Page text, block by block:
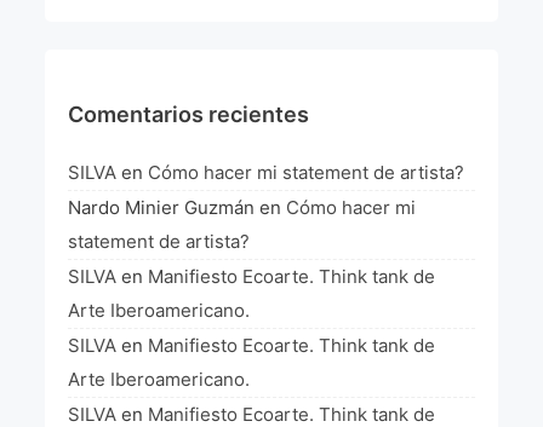
Comentarios recientes
SILVA en Cómo hacer mi statement de artista?
Nardo Minier Guzmán en Cómo hacer mi
statement de artista?
SILVA en Manifiesto Ecoarte. Think tank de
Arte Iberoamericano.
SILVA en Manifiesto Ecoarte. Think tank de
Arte Iberoamericano.
SILVA en Manifiesto Ecoarte. Think tank de